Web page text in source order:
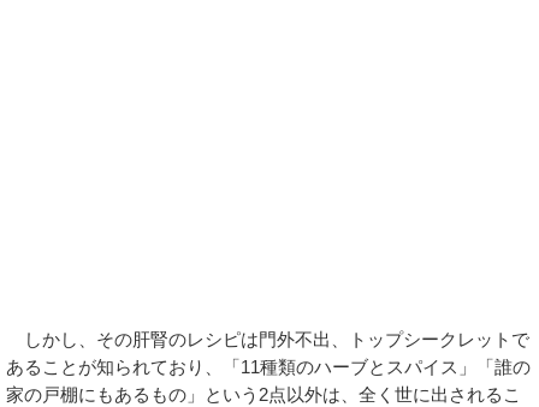
しかし、その肝腎のレシピは門外不出、トップシークレットで
あることが知られており、「11種類のハーブとスパイス」「誰の
家の戸棚にもあるもの」という2点以外は、全く世に出されるこ